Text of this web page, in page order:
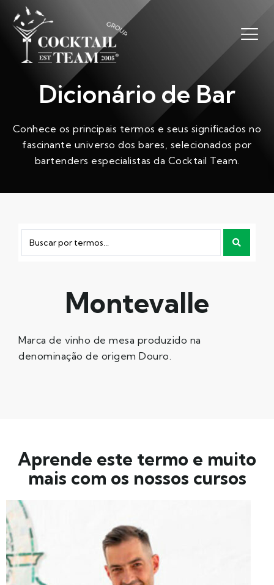
Dicionário de Bar
Conhece os principais termos e seus significados no
fascinante universo dos bares, selecionados por
bartenders especialistas da Cocktail Team.
Montevalle
Marca de vinho de mesa produzido na
denominação de origem Douro.
Aprende este termo e muito
mais com os nossos cursos